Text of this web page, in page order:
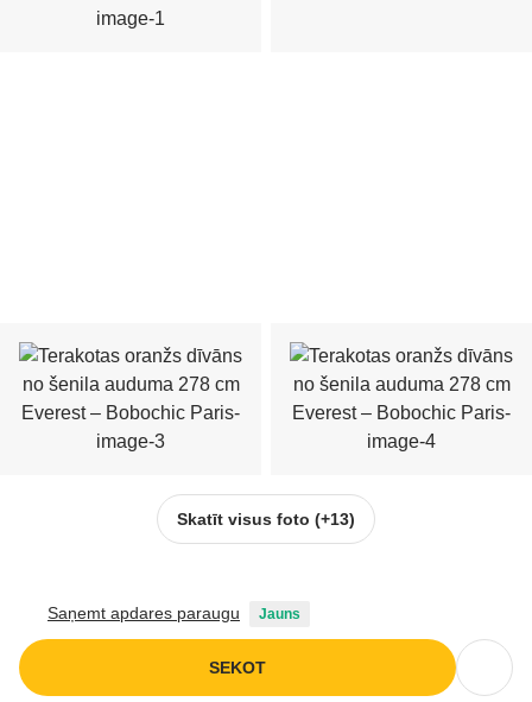
Skatīt visus foto (+13)
Saņemt apdares paraugu Jauns
SEKOT